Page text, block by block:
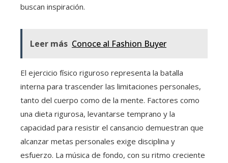
buscan inspiración.
Leer más Conoce al Fashion Buyer
El ejercicio físico riguroso representa la batalla
interna para trascender las limitaciones personales,
tanto del cuerpo como de la mente. Factores como
una dieta rigurosa, levantarse temprano y la
capacidad para resistir el cansancio demuestran que
alcanzar metas personales exige disciplina y
esfuerzo. La música de fondo, con su ritmo creciente